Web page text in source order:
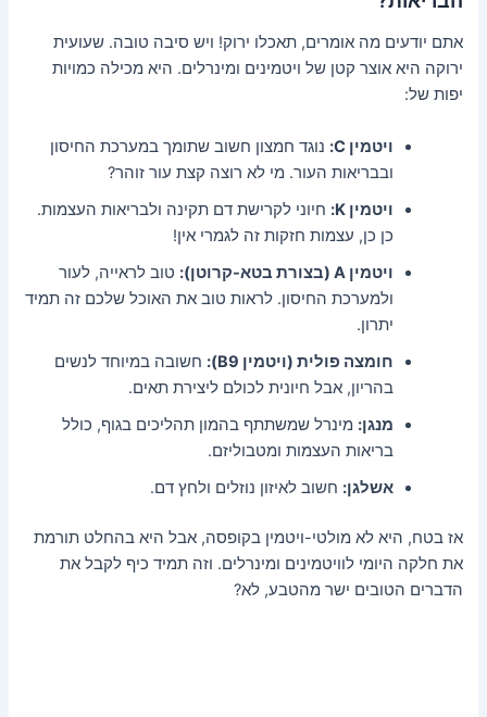
אתם יודעים מה אומרים, תאכלו ירוק! ויש סיבה טובה. שעועית
ירוקה היא אוצר קטן של ויטמינים ומינרלים. היא מכילה כמויות
יפות של:
ויטמין C:
נוגד חמצון חשוב שתומך במערכת החיסון
ובבריאות העור. מי לא רוצה קצת עור זוהר?
ויטמין K:
חיוני לקרישת דם תקינה ולבריאות העצמות.
כן כן, עצמות חזקות זה לגמרי אין!
ויטמין A (בצורת בטא-קרוטן):
טוב לראייה, לעור
ולמערכת החיסון. לראות טוב את האוכל שלכם זה תמיד
יתרון.
חומצה פולית (ויטמין B9):
חשובה במיוחד לנשים
בהריון, אבל חיונית לכולם ליצירת תאים.
מנגן: מינרל שמשתתף בהמון תהליכים בגוף, כולל
בריאות העצמות ומטבוליזם.
אשלגן: חשוב לאיזון נוזלים ולחץ דם.
אז בטח, היא לא מולטי-ויטמין בקופסה, אבל היא בהחלט תורמת
את חלקה היומי לוויטמינים ומינרלים. וזה תמיד כיף לקבל את
הדברים הטובים ישר מהטבע, לא?